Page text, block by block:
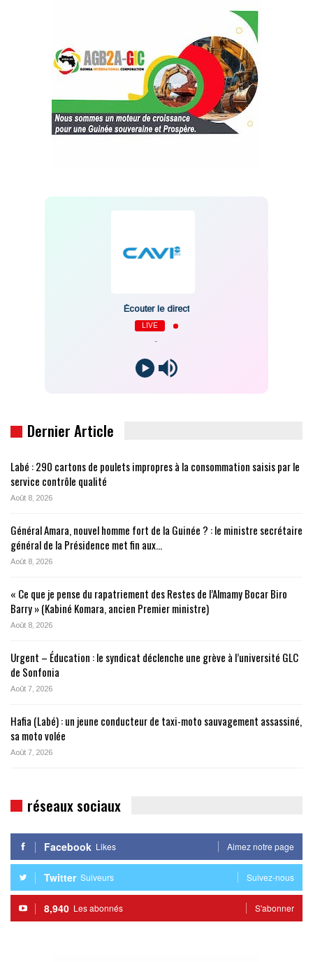
Écouter le direct
LIVE
Dernier Article
Labé : 290 cartons de poulets impropres à la consommation saisis par le
service contrôle qualité
Août 8, 2026
Général Amara, nouvel homme fort de la Guinée ? : le ministre secrétaire
général de la Présidence met fin aux…
Août 8, 2026
« Ce que je pense du rapatriement des Restes de l’Almamy Bocar Biro
Barry » (Kabiné Komara, ancien Premier ministre)
Août 8, 2026
Urgent – Éducation : le syndicat déclenche une grève à l’université GLC
de Sonfonia
Août 7, 2026
Hafia (Labé) : un jeune conducteur de taxi-moto sauvagement assassiné,
sa moto volée
Août 7, 2026
réseaux sociaux
Facebook Likes Aimez notre page
Twitter Suiveurs Suivez-nous
8,940 Les abonnés S'abonner